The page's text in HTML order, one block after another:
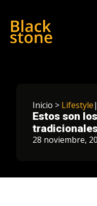
Inicio > Lifestyle|
Estos son
28 noviembre,